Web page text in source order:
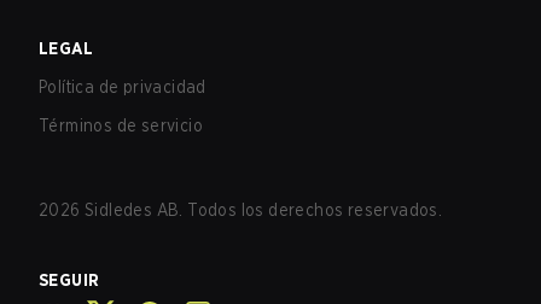
LEGAL
Política de privacidad
Términos de servicio
2026 Sidledes AB. Todos los derechos reservados.
SEGUIR